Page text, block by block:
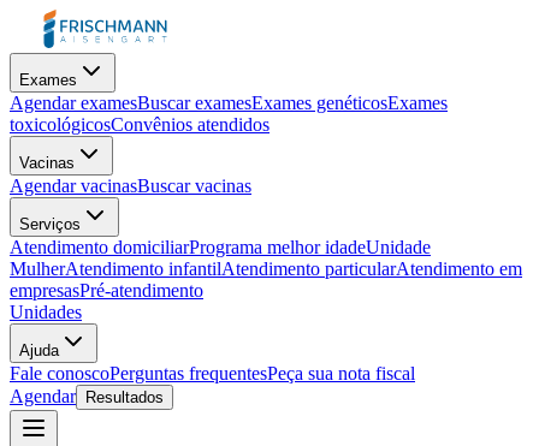
Exames
Agendar examesBuscar examesExames genéticosExames
toxicológicosConvênios atendidos
Vacinas
Agendar vacinasBuscar vacinas
Serviços
Atendimento domiciliarPrograma melhor idadeUnidade
MulherAtendimento infantilAtendimento particularAtendimento em
empresasPré-atendimento
Unidades
Ajuda
Fale conoscoPerguntas frequentesPeça sua nota fiscal
Agendar
Resultados